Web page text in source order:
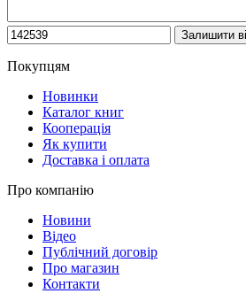
Покупцям
Новинки
Каталог книг
Кооперація
Як купити
Доставка і оплата
Про компанію
Новини
Відео
Публічний договір
Про магазин
Контакти